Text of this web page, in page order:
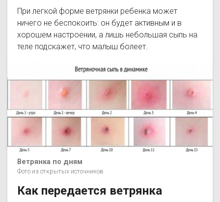
При легкой форме ветрянки ребенка может
ничего не беспокоить: он будет активным и в
хорошем настроении, а лишь небольшая сыпь на
теле подскажет, что малыш болеет.
Ветрянка по дням
Фото из открытых источников
Как передается ветрянка